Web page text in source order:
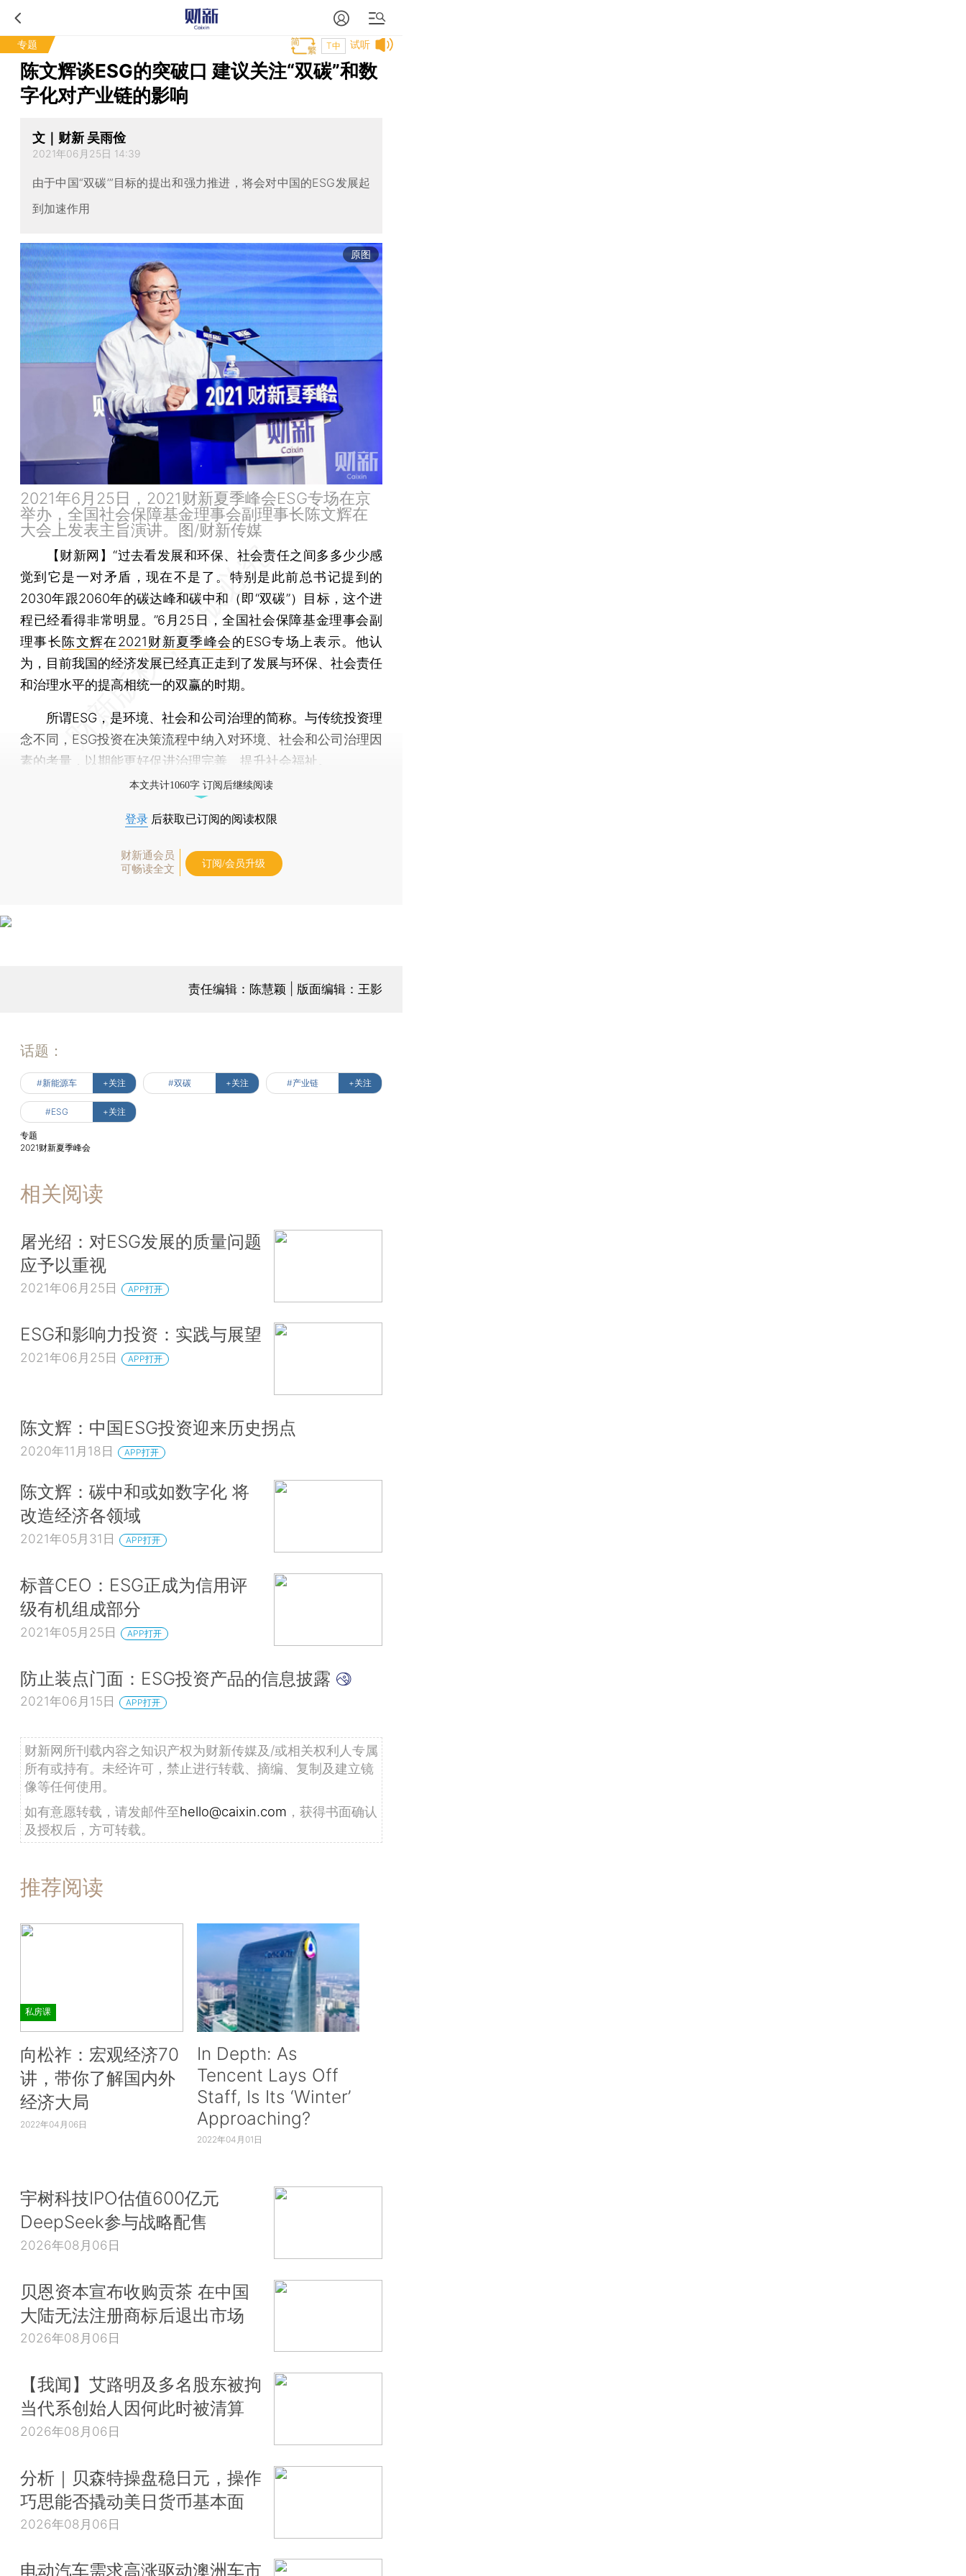
专题 试听
T中
陈文辉谈ESG的突破口 建议关注“双碳”和数
字化对产业链的影响
文｜财新 吴雨俭
2021年06月25日 14:39
由于中国“双碳’”目标的提出和强力推进，将会对中国的ESG发展起
到加速作用
原图
2021年6月25日，2021财新夏季峰会ESG专场在京
举办，全国社会保障基金理事会副理事长陈文辉在
大会上发表主旨演讲。图/财新传媒
【财新网】“过去看发展和环保、社会责任之间多多少少感
觉到它是一对矛盾，现在不是了。特别是此前总书记提到的
2030年跟2060年的碳达峰和碳中和（即“双碳”）目标，这个进
程已经看得非常明显。”6月25日，全国社会保障基金理事会副
理事长陈文辉在2021财新夏季峰会的ESG专场上表示。他认
为，目前我国的经济发展已经真正走到了发展与环保、社会责任
和治理水平的提高相统一的双赢的时期。
所谓ESG，是环境、社会和公司治理的简称。与传统投资理
念不同，ESG投资在决策流程中纳入对环境、社会和公司治理因
素的考量，以期能更好促进治理完善、提升社会福祉。
本文共计1060字 订阅后继续阅读
登录 后获取已订阅的阅读权限
财新通会员
可畅读全文
订阅/会员升级
责任编辑：陈慧颖 | 版面编辑：王影
话题：
#新能源车 +关注 #双碳 +关注 #产业链 +关注
#ESG +关注
专题
2021财新夏季峰会
相关阅读
屠光绍：对ESG发展的质量问题
应予以重视
2021年06月25日 APP打开
ESG和影响力投资：实践与展望
2021年06月25日 APP打开
陈文辉：中国ESG投资迎来历史拐点
2020年11月18日 APP打开
陈文辉：碳中和或如数字化 将
改造经济各领域
2021年05月31日 APP打开
标普CEO：ESG正成为信用评
级有机组成部分
2021年05月25日 APP打开
防止装点门面：ESG投资产品的信息披露
2021年06月15日 APP打开
财新网所刊载内容之知识产权为财新传媒及/或相关权利人专属
所有或持有。未经许可，禁止进行转载、摘编、复制及建立镜
像等任何使用。
如有意愿转载，请发邮件至hello@caixin.com ，获得书面确认
及授权后，方可转载。
推荐阅读
私房课
向松祚：宏观经济70
讲，带你了解国内外
经济大局
2022年04月06日
In Depth: As
Tencent Lays Off
Staff, Is Its ‘Winter’
Approaching?
2022年04月01日
宇树科技IPO估值600亿元
DeepSeek参与战略配售
2026年08月06日
贝恩资本宣布收购贡茶 在中国
大陆无法注册商标后退出市场
2026年08月06日
【我闻】艾路明及多名股东被拘
当代系创始人因何此时被清算
2026年08月06日
分析｜贝森特操盘稳日元，操作
巧思能否撬动美日货币基本面
2026年08月06日
电动汽车需求高涨驱动澳洲车市